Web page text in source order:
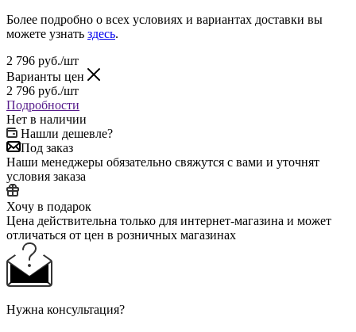
Более подробно о всех условиях и вариантах доставки вы
можете узнать здесь.
2 796 руб./шт
Варианты цен
2 796 руб./шт
Подробности
Нет в наличии
Нашли дешевле?
Под заказ
Наши менеджеры обязательно свяжутся с вами и уточнят
условия заказа
Хочу в подарок
Цена действительна только для интернет-магазина и может
отличаться от цен в розничных магазинах
Нужна консультация?